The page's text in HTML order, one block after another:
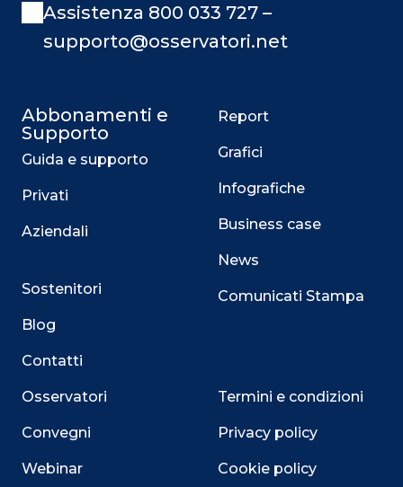
Assistenza 800 033 727 –
supporto@osservatori.net
Abbonamenti e
Supporto
Guida e supporto
Privati
Aziendali
Sostenitori
Blog
Contatti
Osservatori
Convegni
Webinar
Report
Grafici
Infografiche
Business case
News
Comunicati Stampa
Termini e condizioni
Privacy policy
Cookie policy